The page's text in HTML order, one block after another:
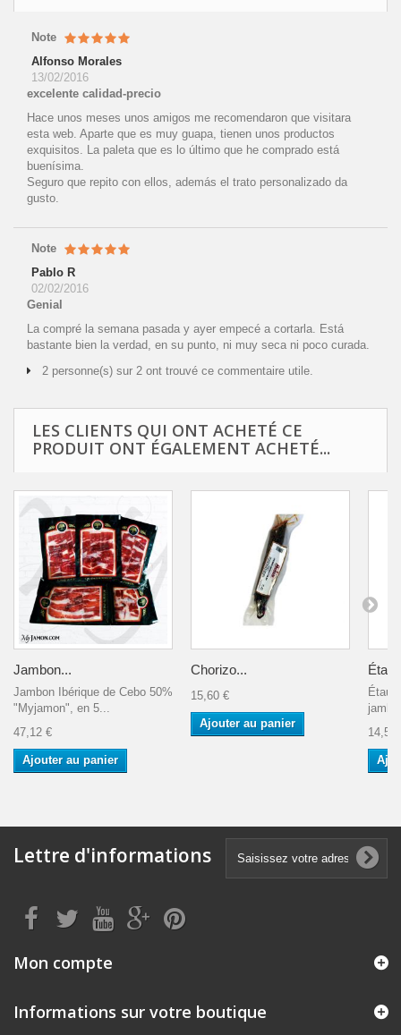
Note
Alfonso Morales
13/02/2016
excelente calidad-precio
Hace unos meses unos amigos me recomendaron que visitara
esta web. Aparte que es muy guapa, tienen unos productos
exquisitos. La paleta que es lo último que he comprado está
buenísima.
Seguro que repito con ellos, además el trato personalizado da
gusto.
Note
Pablo R
02/02/2016
Genial
La compré la semana pasada y ayer empecé a cortarla. Está
bastante bien la verdad, en su punto, ni muy seca ni poco curada.
2 personne(s) sur 2 ont trouvé ce commentaire utile.
LES CLIENTS QUI ONT ACHETÉ CE
PRODUIT ONT ÉGALEMENT ACHETÉ...
Jambon...
Jambon Ibérique de Cebo 50%
"Myjamon", en 5...
47,12 €
Ajouter au panier
Chorizo...
15,60 €
Ajouter au panier
Étau
14,52
Lettre d'informations
Mon compte
Informations sur votre boutique